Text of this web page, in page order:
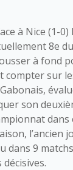
à Nice (1-0)
8e
à fond
sur
son
dans
l’ancien
dans 9